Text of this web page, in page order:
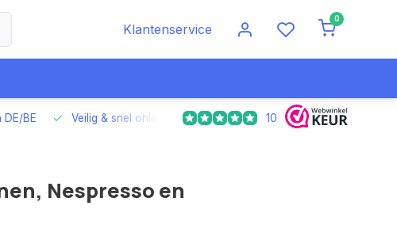
Klantenservice
0
BE Veilig & snel online betalen Voor 17.00 uur besteld,
10
Nespresso en